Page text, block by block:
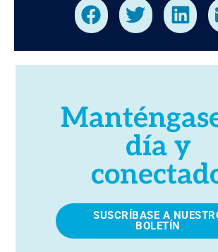
día y
SUSCRÍBASE A
BOLETÍN